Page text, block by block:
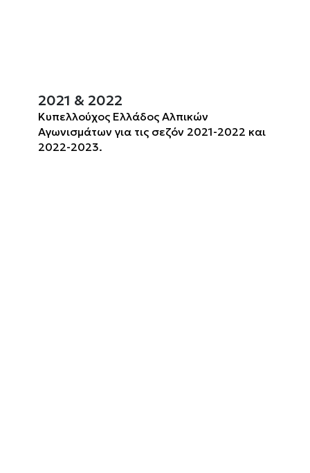
2021 & 2022
Κυπελλούχος Ελλάδος Αλπικών
Αγωνισμάτων για τις σεζόν 2021-2022 και
2022-2023.